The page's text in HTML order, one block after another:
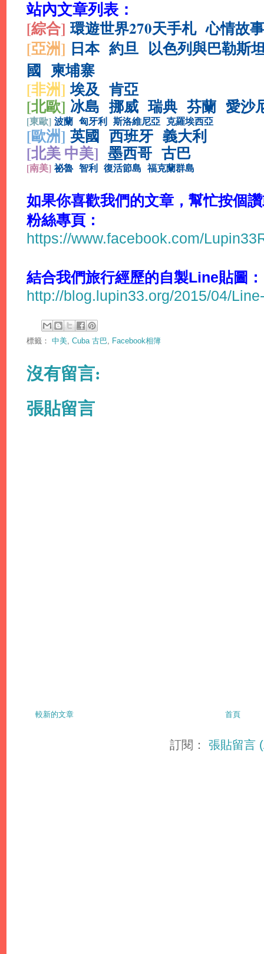
站內文章列表：
[綜合] 環遊世界270天手札 心情故事
[亞洲] 日本 約旦 以色列與巴勒斯
國 柬埔寨
[非洲]埃及 肯亞
[北歐] 冰島 挪威 瑞典 芬蘭 愛沙
[東歐] 波蘭 匈牙利 斯洛維尼亞 克羅埃西亞
[歐洲] 英國 西班牙 義大利
[北美 中美] 墨西哥 古巴
[南美] 祕魯 智利 復活節島 福克蘭群島
如果你喜歡我們的文章，幫忙按個
粉絲專頁：
https://www.facebook.com/
結合我們旅行經歷的自製Line貼圖：
http://blog.lupin33.org/2015/04/
標籤： 中美 Cuba 古巴 Facebook相簿
沒有留言:
張貼留言
較新的文章 首頁
訂閱：張貼留言